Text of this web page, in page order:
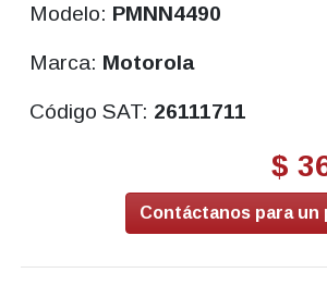
Modelo: PMNN4490
Marca: Motorola
Código SAT: 26111711
$
Contáctanos para un